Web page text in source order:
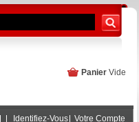
Panier Vide
Identifiez-Vous Votre Compte